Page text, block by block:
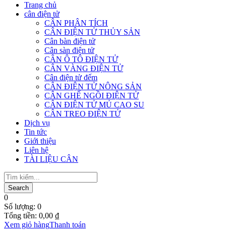
Trang chủ
cân điện tử
CÂN PHÂN TÍCH
CÂN ĐIỆN TỬ THỦY SẢN
Cân bàn điện tử
Cân sàn điện tử
CÂN Ô TÔ ĐIỆN TỬ
CÂN VÀNG ĐIỆN TỬ
Cân điện tử đếm
CÂN ĐIỆN TỬ NÔNG SẢN
CÂN GHẾ NGỒI ĐIỆN TỬ
CÂN ĐIỆN TỬ MỦ CAO SU
CÂN TREO ĐIỆN TỬ
Dịch vụ
Tin tức
Giới thiệu
Liên hệ
TÀI LIỆU CÂN
0
Số lượng: 0
Tổng tiền: 0,00 ₫
Xem giỏ hàngThanh toán